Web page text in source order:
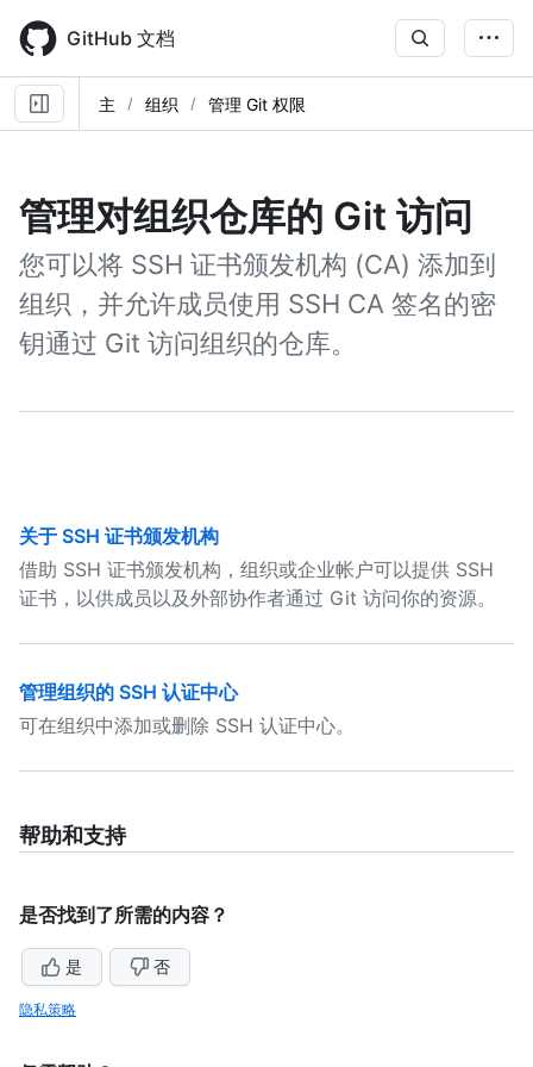
main
content
GitHub 文档
主 组织 管理 Git 权限
管理对组织仓库的 Git 访问
您可以将 SSH 证书颁发机构 (CA) 添加到
组织，并允许成员使用 SSH CA 签名的密
钥通过 Git 访问组织的仓库。
关于 SSH 证书颁发机构
借助 SSH 证书颁发机构，组织或企业帐户可以提供 SSH
证书，以供成员以及外部协作者通过 Git 访问你的资源。
管理组织的 SSH 认证中心
可在组织中添加或删除 SSH 认证中心。
帮助和支持
是否找到了所需的内容？
是 否
隐私策略